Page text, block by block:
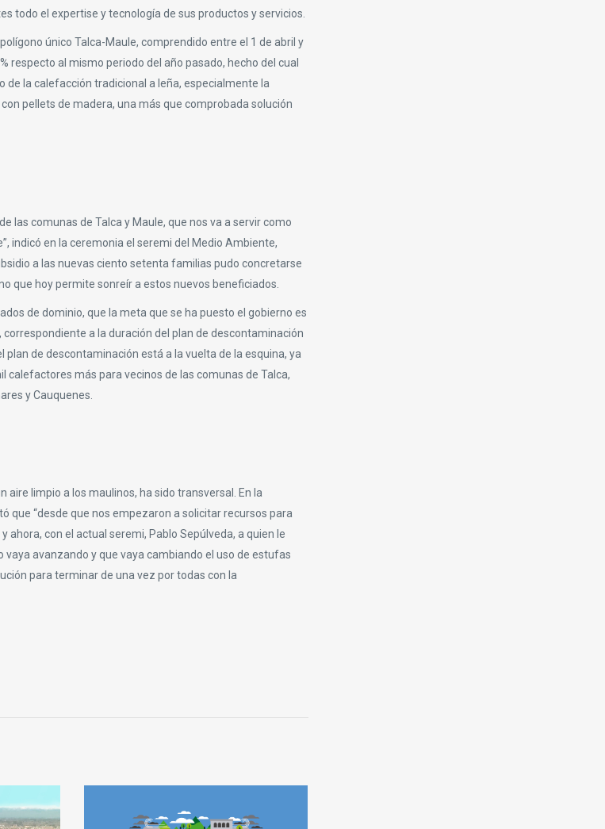
todo el expertise y tecnología de sus productos y servicios.
único Talca-Maule, comprendido entre el 1 de abril y
al mismo periodo del año pasado, hecho del cual
la calefacción tradicional a leña, especialmente la
pellets de madera, una más que comprobada solución
las comunas de Talca y Maule, que nos va a servir como
indicó en la ceremonia el seremi del Medio Ambiente,
a las nuevas ciento setenta familias pudo concretarse
que hoy permite sonreír a estos nuevos beneficiados.
de dominio, que la meta que se ha puesto el gobierno es
a la duración del plan de descontaminación
de descontaminación está a la vuelta de la esquina, ya
calefactores más para vecinos de las comunas de Talca,
y Cauquenes.
limpio a los maulinos, ha sido transversal. En la
que “desde que nos empezaron a solicitar recursos para
con el actual seremi, Pablo Sepúlveda, a quien le
avanzando y que vaya cambiando el uso de estufas
para terminar de una vez por todas con la